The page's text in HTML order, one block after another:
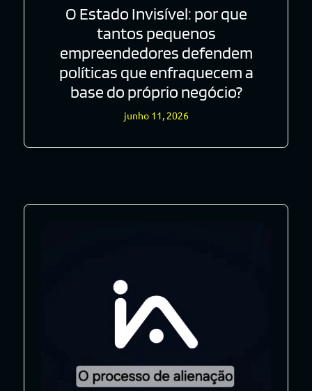
O Estado Invisível: por que
tantos pequenos
empreendedores defendem
políticas que enfraquecem a
base do próprio negócio?
junho 11, 2026